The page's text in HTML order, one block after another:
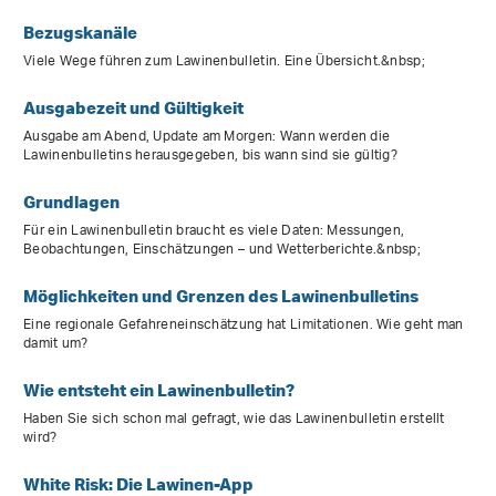
Bezugskanäle
Viele Wege führen zum Lawinenbulletin. Eine Übersicht.&nbsp;
Ausgabezeit und Gültigkeit
Ausgabe am Abend, Update am Morgen: Wann werden die
Lawinenbulletins herausgegeben, bis wann sind sie gültig?
Grundlagen
Für ein Lawinenbulletin braucht es viele Daten: Messungen,
Beobachtungen, Einschätzungen – und Wetterberichte.&nbsp;
Möglichkeiten und Grenzen des Lawinenbulletins
Eine regionale Gefahreneinschätzung hat Limitationen. Wie geht man
damit um?
Wie entsteht ein Lawinenbulletin?
Haben Sie sich schon mal gefragt, wie das Lawinenbulletin erstellt
wird?
White Risk: Die Lawinen-App